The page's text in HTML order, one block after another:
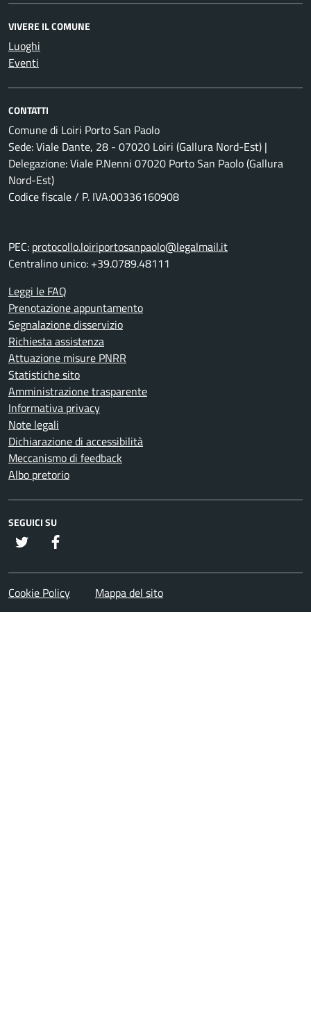
VIVERE IL COMUNE
Luoghi
Eventi
CONTATTI
Comune di Loiri Porto San Paolo
Sede: Viale Dante, 28 - 07020 Loiri (Gallura Nord-Est) |
Delegazione: Viale P.Nenni 07020 Porto San Paolo (Gallura
Nord-Est)
Codice fiscale / P. IVA:00336160908
PEC: protocollo.loiriportosanpaolo@legalmail.it
Centralino unico: +39.0789.48111
Leggi le FAQ
Prenotazione appuntamento
Segnalazione disservizio
Richiesta assistenza
Attuazione misure PNRR
Statistiche sito
Amministrazione trasparente
Informativa privacy
Note legali
Dichiarazione di accessibilità
Meccanismo di feedback
Albo pretorio
SEGUICI SU
twitter
Cookie Policy Mappa del sito